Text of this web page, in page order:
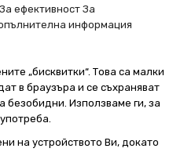
За ефективност За
информация
„бисквитки“. Това са малки
в браузъра и се съхраняват
безобидни. Използваме ги, за
на устройството Ви, докато